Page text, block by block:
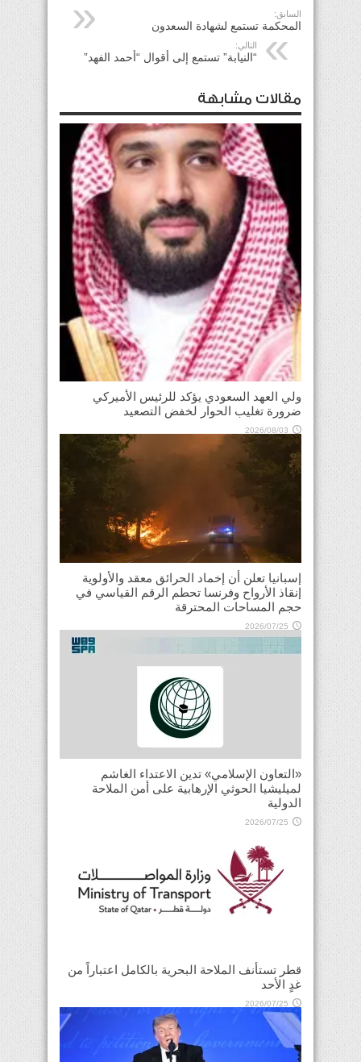
السابق:
المحكمة تستمع لشهادة السعدون
التالي:
“النيابة” تستمع إلى أقوال “أحمد الفهد”
مقالات مشابهة
ولي العهد السعودي يؤكد للرئيس الأميركي
ضرورة تغليب الحوار لخفض التصعيد
2026/08/03
إسبانيا تعلن أن إخماد الحرائق معقد والأولوية
إنقاذ الأرواح وفرنسا تحطم الرقم القياسي في
حجم المساحات المحترقة
2026/07/25
«التعاون الإسلامي» تدين الاعتداء الغاشم
لميليشيا الحوثي الإرهابية على أمن الملاحة
الدولية
2026/07/25
قطر تستأنف الملاحة البحرية بالكامل اعتباراً من
غدٍ الأحد
2026/07/25